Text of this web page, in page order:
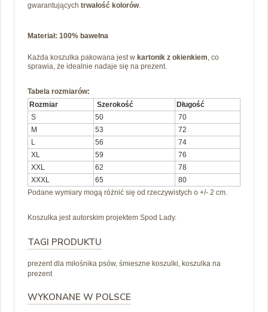
gwarantujących trwałość kolorów.
Materiał: 100% bawełna
Każda koszulka pakowana jest w kartonik z okienkiem, co
sprawia, że idealnie nadaje się na prezent.
Tabela rozmiarów:
Rozmiar
Szerokość
Długość
S
50
70
M
53
72
L
56
74
XL
59
76
XXL
62
78
XXXL
65
80
Podane wymiary mogą różnić się od rzeczywistych o +/- 2 cm.
Koszulka jest autorskim projektem Spod Lady.
TAGI PRODUKTU
prezent dla miłośnika psów, śmieszne koszulki, koszulka na
prezent
WYKONANE W POLSCE